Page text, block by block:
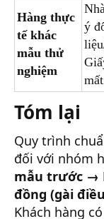
Hàng thực
tế khác
mẫu thử
nghiệm
ý
Tóm lại
Quy trình
đối với nhóm
mẫu trước →
đồng (gài
Khách hàng